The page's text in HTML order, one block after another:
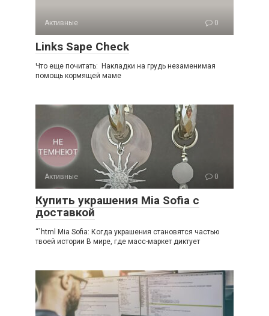
Активные 0
Links Sape Check
Что еще почитать: Накладки на грудь незаменимая
помощь кормящей маме
Активные 0
Купить украшения Mia Sofia с
доставкой
“`html Mia Sofia: Когда украшения становятся частью
твоей истории В мире, где масс-маркет диктует